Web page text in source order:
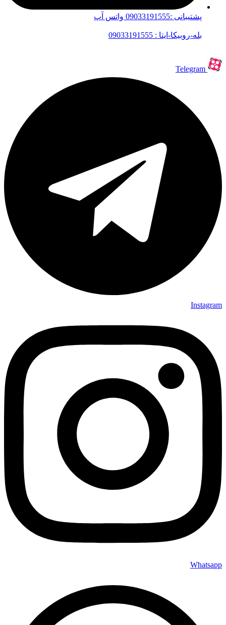
پشتیبانی :09033191555 واتس آپ
بله-روبیکا-ایتا : 09033191555
Telegram
Instagram
Whatsapp